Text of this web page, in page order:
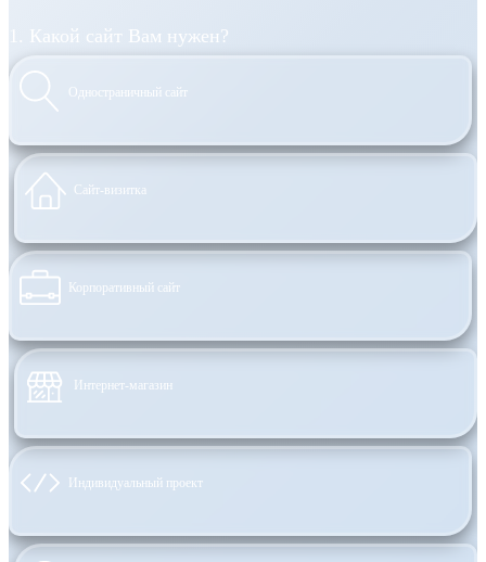
1. Какой сайт Вам нужен?
Одностраничный сайт
Сайт-визитка
Корпоративный сайт
Интернет-магазин
Индивидуальный проект